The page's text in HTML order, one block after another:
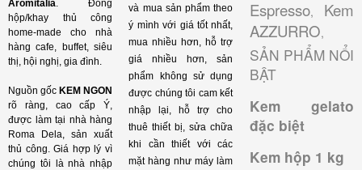
Aromitalia. Đóng
hộp/khay thủ công
home-made cho nhà
hàng cafe, buffet, siêu
thị, hội nghị, gia đình.
Nguồn gốc KEM NGON
rõ ràng, cao cấp Ý,
được làm tại nhà hàng
Roma Dela, sản xuất
thủ công. Giá hợp lý vì
chúng tôi là nhà nhập
và mua sản phẩm theo
ý mình với giá tốt nhất,
mua nhiều hơn, hỗ trợ
giá nhiều hơn, sản
phẩm không sử dụng
được chúng tôi cam kết
nhập lại, hỗ trợ cho
thuê thiết bị, sửa chữa
khi cần thiết với các
mặt hàng như máy làm
Espresso, Kem
AZZURRO,
SẢN PHẨM NỔI
BẬT
Kem gelato
đặc biệt
Kem hộp 1 kg